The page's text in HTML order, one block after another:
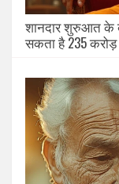
शानदार शुरुआत के
सकता है 235 करोड़